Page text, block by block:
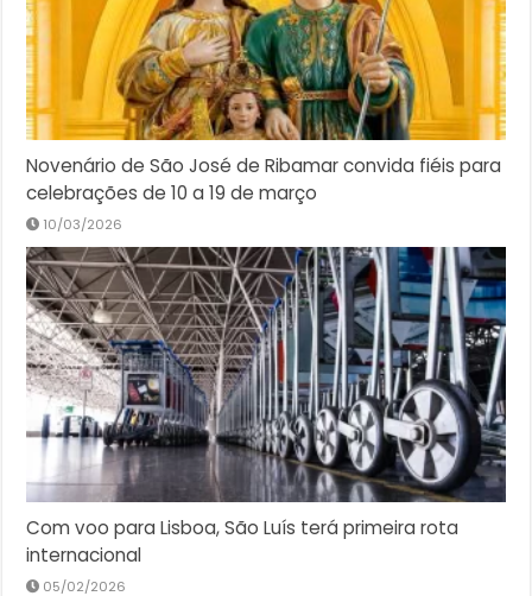
Novenário de São José de Ribamar convida fiéis para
celebrações de 10 a 19 de março
10/03/2026
Com voo para Lisboa, São Luís terá primeira rota
internacional
05/02/2026